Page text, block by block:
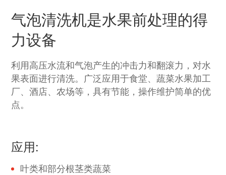
气泡清洗机是水果前处理的得
力设备
利用高压水流和气泡产生的冲击力和翻滚力，对水
果表面进行清洗。广泛应用于食堂、蔬菜水果加工
厂、酒店、农场等，具有节能，操作维护简单的优
点。
应用:
叶类和部分根茎类蔬菜